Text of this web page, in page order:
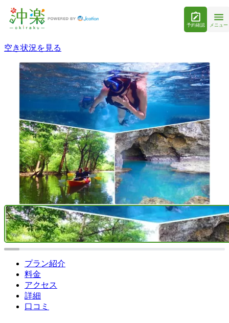
予約確認 メニュー
空き状況を見る
プラン紹介
料金
アクセス
詳細
口コミ